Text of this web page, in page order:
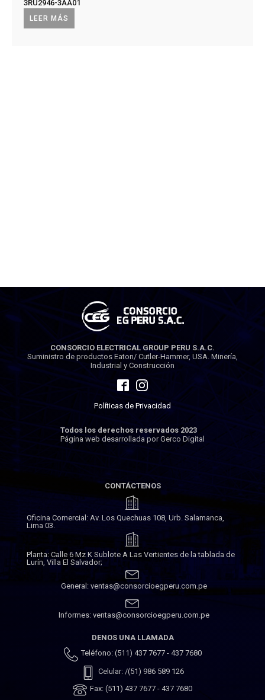
LEER MÁS
3RU2946-3AA01
CONSORCIO ELECTRICAL GROUP PERU S.A.C.
Suministro de productos Eaton/ Cutler-Hammer, USA. Minería,
Industrial y Construcción
Políticas de Privacidad
Todos los derechos reservados 2023
Página web desarrollada por Gerco Digital
CONTÁCTENOS
Oficina Comercial: Av. Los Quechuas 108, Urb. Salamanca,
Lima 03.
Planta: Calle 6 Mz K Sublote A Las Vertientes de la tablada de
Lurín, Villa El Salvador;
General: ventas@consorcioegperu.com.pe
Informes: ventas@consorcioegperu.com.pe
DENOS UNA LLAMADA
Teléfono: (511) 437 7677 - 437 7680
Celular: /(51) 986 589 126
Fax: (511) 437 7677 - 437 7680